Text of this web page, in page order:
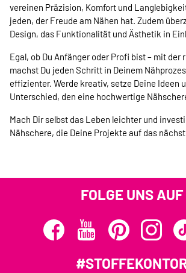
vereinen Präzision, Komfort und
jeden, der Freude am Nähen hat. Zudem
Design, das Funktionalität und Ästhetik in
Egal, ob Du Anfänger oder Profi bist – mit der
machst Du jeden Schritt in Deinem
effizienter. Werde kreativ, setze Deine Ideen
Unterschied, den eine hochwertige
Mach Dir selbst das Leben leichter und
Nähschere, die Deine Projekte auf das
FOLGE UNS AUF